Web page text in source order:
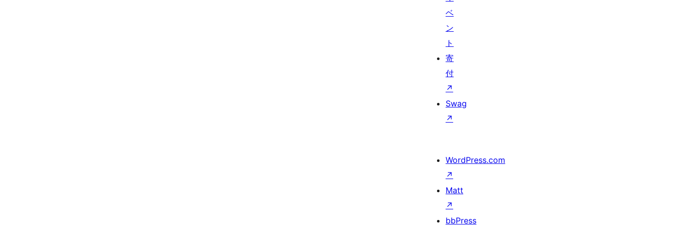
ベ
ン
ト
寄
付
↗
Swag
↗
WordPress.com
↗
Matt
↗
bbPress